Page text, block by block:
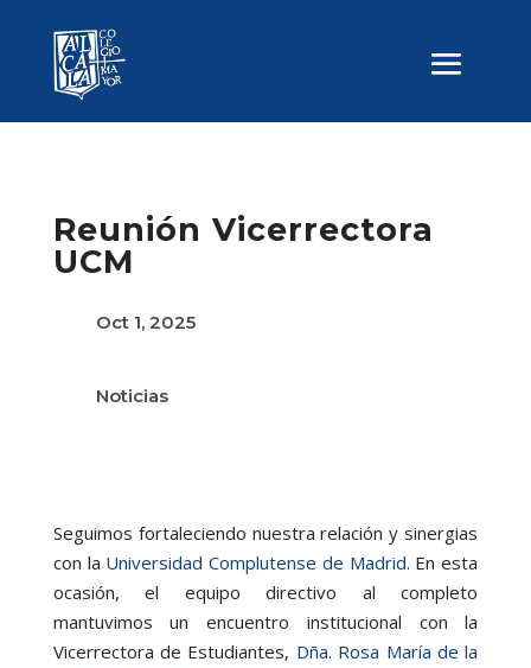
Reunión Vicerrectora
UCM
Oct 1, 2025
Noticias
Seguimos fortaleciendo nuestra relación y sinergias
con la Universidad Complutense de Madrid. En esta
ocasión, el equipo directivo al completo
mantuvimos un encuentro institucional con la
Vicerrectora de Estudiantes, Dña. Rosa María de la